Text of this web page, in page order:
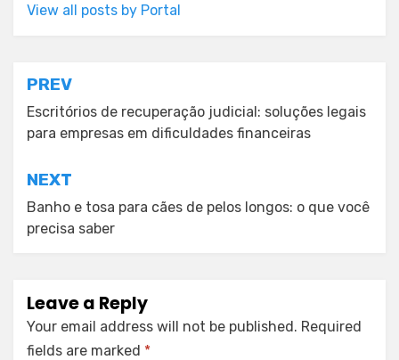
View all posts by Portal
Post
navigation
PREV
Escritórios de recuperação judicial: soluções legais
para empresas em dificuldades financeiras
NEXT
Banho e tosa para cães de pelos longos: o que você
precisa saber
Leave a Reply
Your email address will not be published. Required
fields are marked *